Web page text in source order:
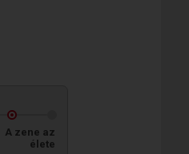
A zene az
élete